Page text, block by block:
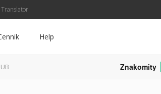
Help
Znakomity